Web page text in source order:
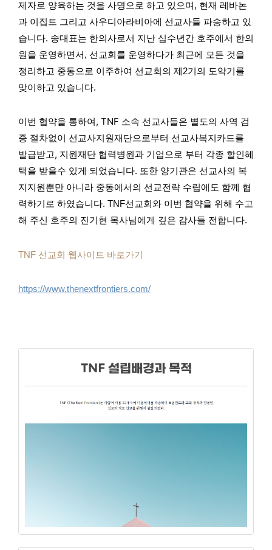
제자로 양육하는 것을 사명으로 하고 있으며, 현재 레바논
과 이집트 그리고 사우디아라비아에 선교사들 파송하고 있
습니다. 송대표는 한의사로서 지난 십수년간 호주에서 한의
원을 운영하면서, 선교회를 운영하다가 최근에 모든 것을
정리하고 중동으로 이주하여 선교회의 제2기의 도약기를
맞이하고 있습니다.
이번 협약을 통하여, TNF 소속 선교사들은 별도의 사역 검
증 절차없이 선교사지원재단으로부터 선교사복지카드를
발급받고, 지원재단 협력병원과 기업으로 부터 각종 할인혜
택을 받을수 있게 되었습니다. 또한 양기관은 선교사의 복
지지원뿐만 아니라 중동에서의 선교전략 수립에도 함께 협
력하기로 하였습니다. TNF선교회와 이번 협약을 위해 수고
해 주신 호주의 진기현 목사님에게 깊은 감사들 전합니다.
TNF 선교회 웹사이트 바로가기
https://www.thenextfrontiers.com/